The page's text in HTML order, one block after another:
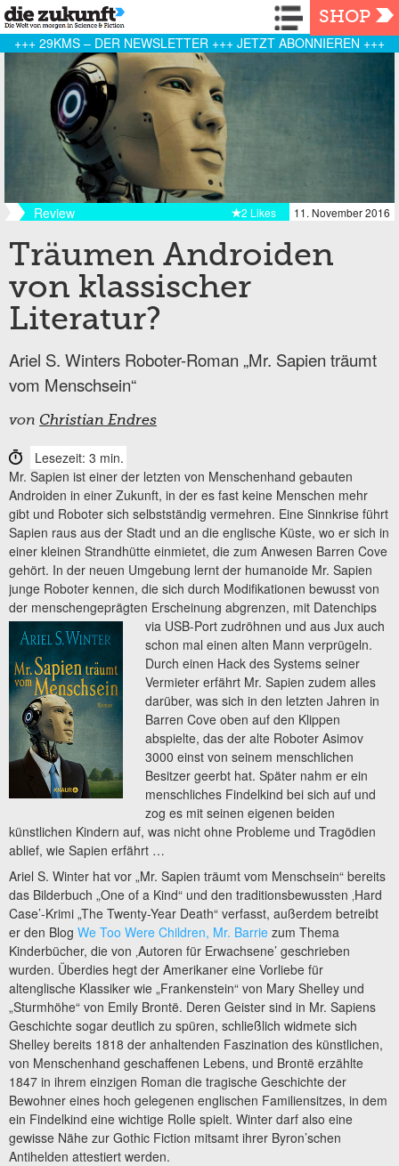
Navigation
SHOP
+++ 29KMS – DER NEWSLETTER +++ JETZT ABONNIEREN +++
Review 11. November 2016
2 Likes
Träumen Androiden
von klassischer
Literatur?
Ariel S. Winters Roboter-Roman „Mr. Sapien träumt
vom Menschsein“
von Christian Endres
Lesezeit: 3 min.
Mr. Sapien ist einer der letzten von Menschenhand gebauten
Androiden in einer Zukunft, in der es fast keine Menschen mehr
gibt und Roboter sich selbstständig vermehren. Eine Sinnkrise führt
Sapien raus aus der Stadt und an die englische Küste, wo er sich in
einer kleinen Strandhütte einmietet, die zum Anwesen Barren Cove
gehört. In der neuen Umgebung lernt der humanoide Mr. Sapien
junge Roboter kennen, die sich durch Modifikationen bewusst von
der menschengeprägten Erscheinung abgrenzen, mit Datenchips
via USB-Port zudröhnen und aus Jux auch
schon mal einen alten Mann verprügeln.
Durch einen Hack des Systems seiner
Vermieter erfährt Mr. Sapien zudem alles
darüber, was sich in den letzten Jahren in
Barren Cove oben auf den Klippen
abspielte, das der alte Roboter Asimov
3000 einst von seinem menschlichen
Besitzer geerbt hat. Später nahm er ein
menschliches Findelkind bei sich auf und
zog es mit seinen eigenen beiden
künstlichen Kindern auf, was nicht ohne Probleme und Tragödien
ablief, wie Sapien erfährt …
Ariel S. Winter hat vor „Mr. Sapien träumt vom Menschsein“ bereits
das Bilderbuch „One of a Kind“ und den traditionsbewussten ‚Hard
Case’-Krimi „The Twenty-Year Death“ verfasst, außerdem betreibt
er den Blog We Too Were Children, Mr. Barrie zum Thema
Kinderbücher, die von ‚Autoren für Erwachsene’ geschrieben
wurden. Überdies hegt der Amerikaner eine Vorliebe für
altenglische Klassiker wie „Frankenstein“ von Mary Shelley und
„Sturmhöhe“ von Emily Brontë. Deren Geister sind in Mr. Sapiens
Geschichte sogar deutlich zu spüren, schließlich widmete sich
Shelley bereits 1818 der anhaltenden Faszination des künstlichen,
von Menschenhand geschaffenen Lebens, und Brontë erzählte
1847 in ihrem einzigen Roman die tragische Geschichte der
Bewohner eines hoch gelegenen englischen Familiensitzes, in dem
ein Findelkind eine wichtige Rolle spielt. Winter darf also eine
gewisse Nähe zur Gothic Fiction mitsamt ihrer Byron’schen
Antihelden attestiert werden.